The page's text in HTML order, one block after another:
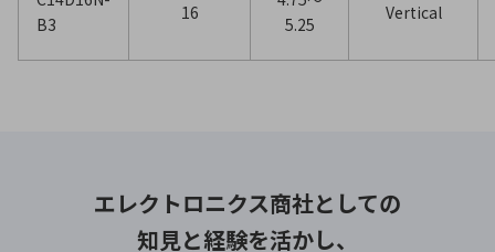
B3
16
5.25
Vertical
エレクトロニクス商社としての
知見と経験を活かし、